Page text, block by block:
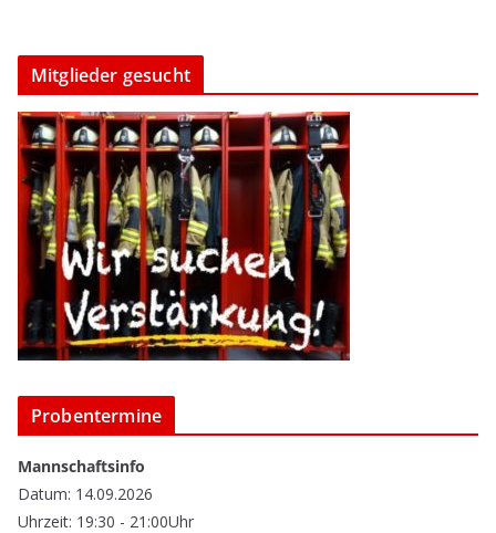
Mitglieder gesucht
Probentermine
Mannschaftsinfo
Datum: 14.09.2026
Uhrzeit: 19:30 - 21:00Uhr